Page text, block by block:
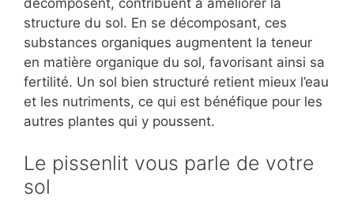
structure du sol. En se décomposant, ces
substances organiques augmentent la teneur
en matière organique du sol, favorisant ainsi sa
fertilité. Un sol bien structuré retient mieux l’eau
et les nutriments, ce qui est bénéfique pour les
autres plantes qui y poussent.
Le pissenlit vous parle de votre
sol